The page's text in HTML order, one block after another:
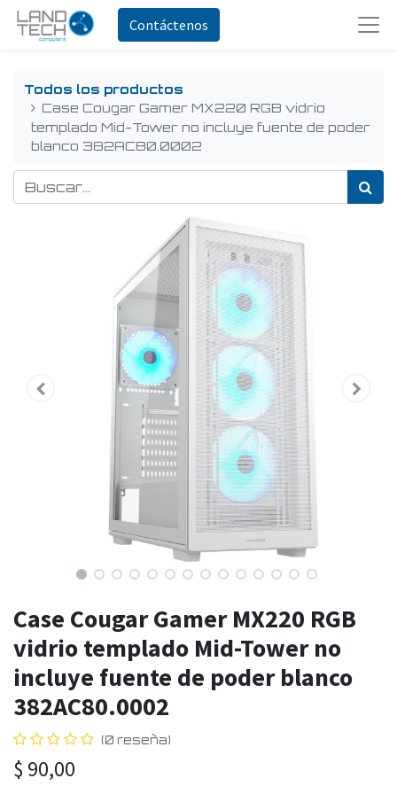
Contáctenos
Todos los productos
Case Cougar Gamer MX220 RGB vidrio
templado Mid-Tower no incluye fuente de poder
blanco 382AC80.0002
Case Cougar Gamer MX220 RGB
vidrio templado Mid-Tower no
incluye fuente de poder blanco
382AC80.0002
(0 reseña)
$ 90,00